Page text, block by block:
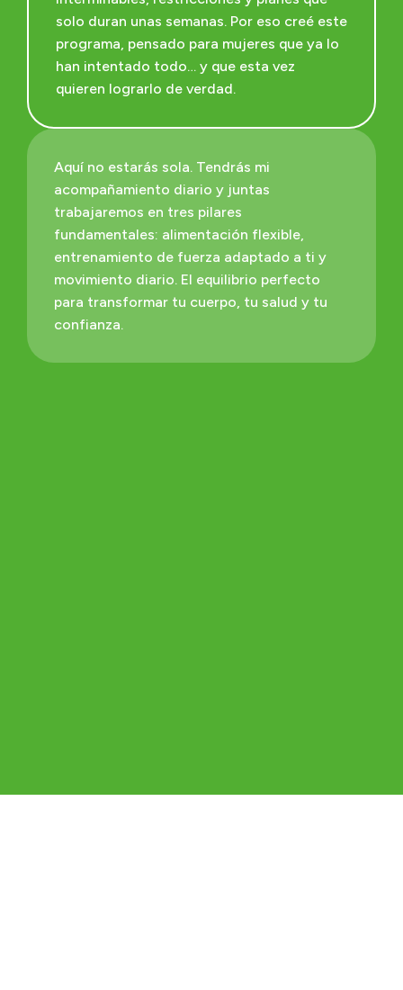
solo duran unas semanas. Por eso creé este
programa, pensado para mujeres que ya lo
han intentado todo… y que esta vez
quieren lograrlo de verdad.
Aquí no estarás sola. Tendrás mi
acompañamiento diario y juntas
trabajaremos en tres pilares
fundamentales: alimentación flexible,
entrenamiento de fuerza adaptado a ti y
movimiento diario. El equilibrio perfecto
para transformar tu cuerpo, tu salud y tu
confianza.